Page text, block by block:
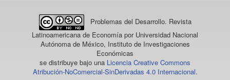
Problemas del Desarrollo. Revista
Latinoamericana de Economía por Universidad Nacional
Autónoma de México, Instituto de Investigaciones
Económicas
se distribuye bajo una Licencia Creative Commons
Atribución-NoComercial-SinDerivadas 4.0 Internacional.